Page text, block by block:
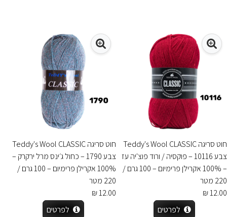
חוט סריגה Teddy's Wool CLASSIC
צבע 10116 – פוקסיה / ורוד פוצ'יה עז
– 100% אקרילן פרימיום – 100 גרם /
220 מטר
12.00 ₪
לפרטים
חוט סריגה Teddy's Wool CLASSIC
צבע 1790 – כחול ג׳ינס מרל ירקרק –
100% אקרילן פרימיום – 100 גרם /
220 מטר
12.00 ₪
לפרטים